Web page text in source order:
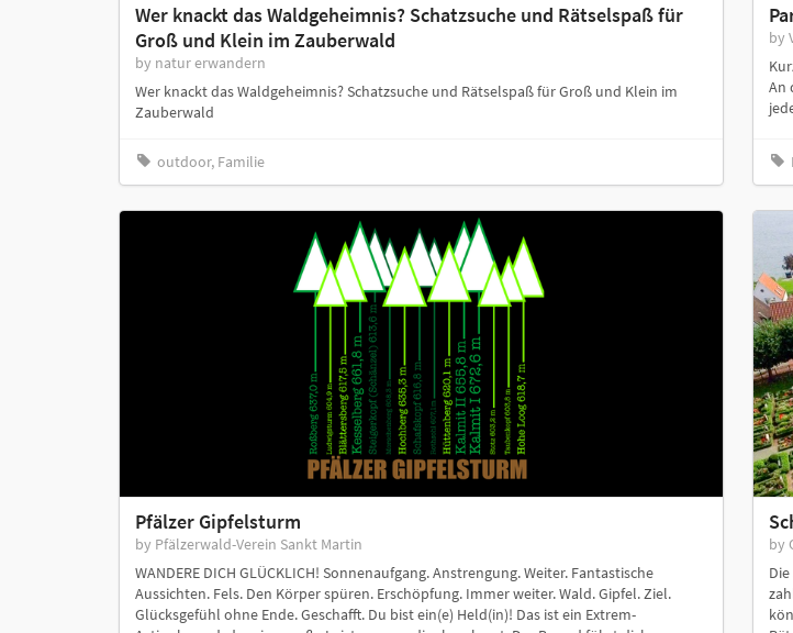
Wer knackt das Waldgeheimnis? Schatzsuche und Rätselspaß für
Groß und Klein im Zauberwald
by natur erwandern
Wer knackt das Waldgeheimnis? Schatzsuche und Rätselspaß für Groß und Klein im
Zauberwald
outdoor, Familie
by
An
Pfälzer Gipfelsturm
by Pfälzerwald-Verein Sankt Martin
WANDERE DICH GLÜCKLICH! Sonnenaufgang. Anstrengung. Weiter. Fantastische
Aussichten. Fels. Den Körper spüren. Erschöpfung. Immer weiter. Wald. Gipfel. Ziel.
Glücksgefühl ohne Ende. Geschafft. Du bist ein(e) Held(in)! Das ist ein Extrem-
by